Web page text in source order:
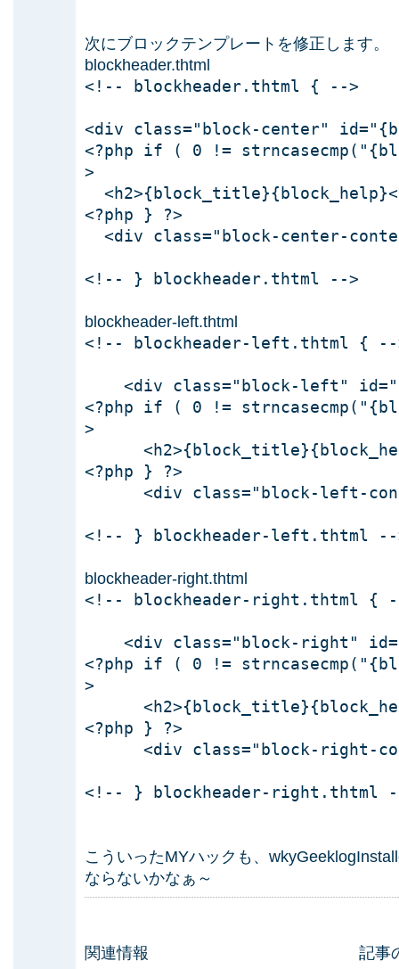
次にブロックテンプレートを修正します。
blockheader.thtml
<!-- blockheader.thtml { -->
<div class="block-center"
<?php if ( 0 !=
>
<?php } ?>
<div class="block-center-
<!-- } blockheader.thtml -->
blockheader-left.thtml
<!-- blockheader-left.thtml { --
<div class="block-left"
<?php if ( 0 !=
>
<?php } ?>
<div class="block-left-
<!-- } blockheader-left.thtml --
blockheader-right.thtml
<!-- blockheader-right.thtml {
<div class="block-right"
<?php if ( 0 !=
>
<?php } ?>
<div class="block-right-
<!-- } blockheader-right.thtml
こういったMYハックも、
ならないかなぁ～
関連情報 記事